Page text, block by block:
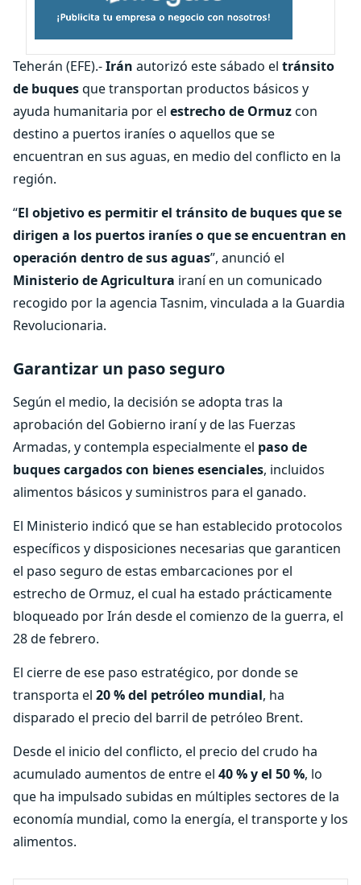
Teherán (EFE).-Irán autorizó este sábado el tránsito
de buquesque transportan productos básicos y
ayuda humanitaria por el estrecho de Ormuzcon
destino a puertos iraníes o aquellos que se
encuentran en sus aguas, en medio del conflicto en la
región.
“El objetivo es permitir el tránsito de buques que se
dirigen a los puertos iraníes o que se encuentran en
operación dentro de sus aguas”, anunció el
Ministerio de Agricultura iraní en un comunicado
recogido por la agencia Tasnim, vinculada a la Guardia
Revolucionaria.
Garantizar un paso seguro
Según el medio, la decisión se adopta tras la
aprobación del Gobierno iraní y de las Fuerzas
Armadas, y contempla especialmente el paso de
buques cargados con bienes esenciales, incluidos
alimentos básicos y suministros para el ganado.
El Ministerio indicó que se han establecido protocolos
específicos y disposiciones necesarias que garanticen
el paso seguro de estas embarcaciones por el
estrecho de Ormuz, el cual ha estado prácticamente
bloqueado por Irán desde el comienzo de la guerra, el
28 de febrero.
El cierre de ese paso estratégico, por donde se
transporta el 20 % del petróleo mundial, ha
disparado el precio del barril de petróleo Brent.
Desde el inicio del conflicto, el precio del crudo ha
acumulado aumentos de entre el 40 % y el 50 %, lo
que ha impulsado subidas en múltiples sectores de la
economía mundial, como la energía, el transporte y los
alimentos.